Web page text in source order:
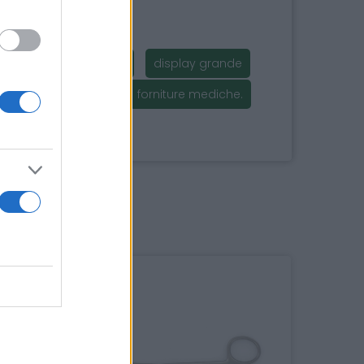
display grande
arteriosa
forniture mediche.